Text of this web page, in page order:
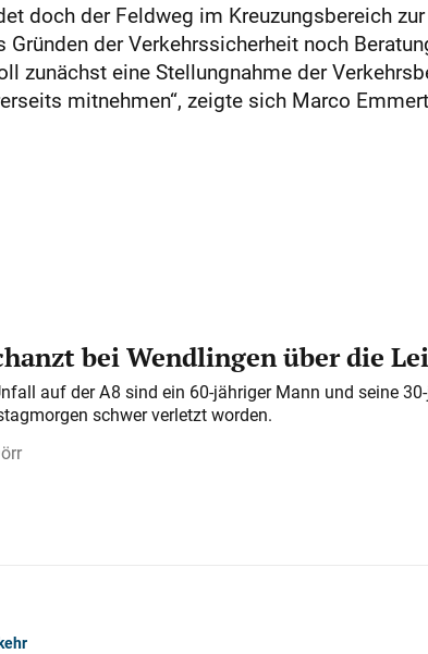
doch der Feldweg im Kreuzungsbereich
der Verkehrssicherheit noch
zunächst eine Stellungnahme der
mitnehmen“, zeigte sich Marco
bei Wendlingen über die
auf der A 8 sind ein 60-jähriger Mann und seine
schwer verletzt worden.